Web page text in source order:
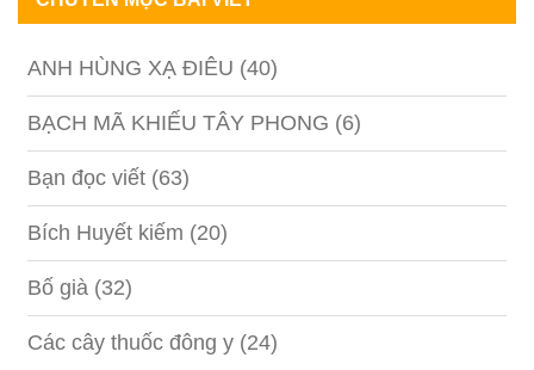
ANH HÙNG XẠ ĐIÊU (40)
BẠCH MÃ KHIẾU TÂY PHONG (6)
Bạn đọc viết (63)
Bích Huyết kiếm (20)
Bố già (32)
Các cây thuốc đông y (24)